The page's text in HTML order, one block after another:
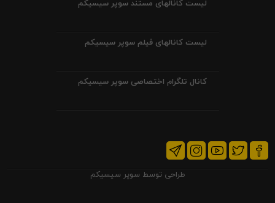
لیست کانالهای مستند سوپر سیسیکم
لیست کانالهای فیلم سوپر سیسیکم
کانال تلگرام اختصاصی سوپر سیسیکم
طراحی توسط سوپر سیسیکم